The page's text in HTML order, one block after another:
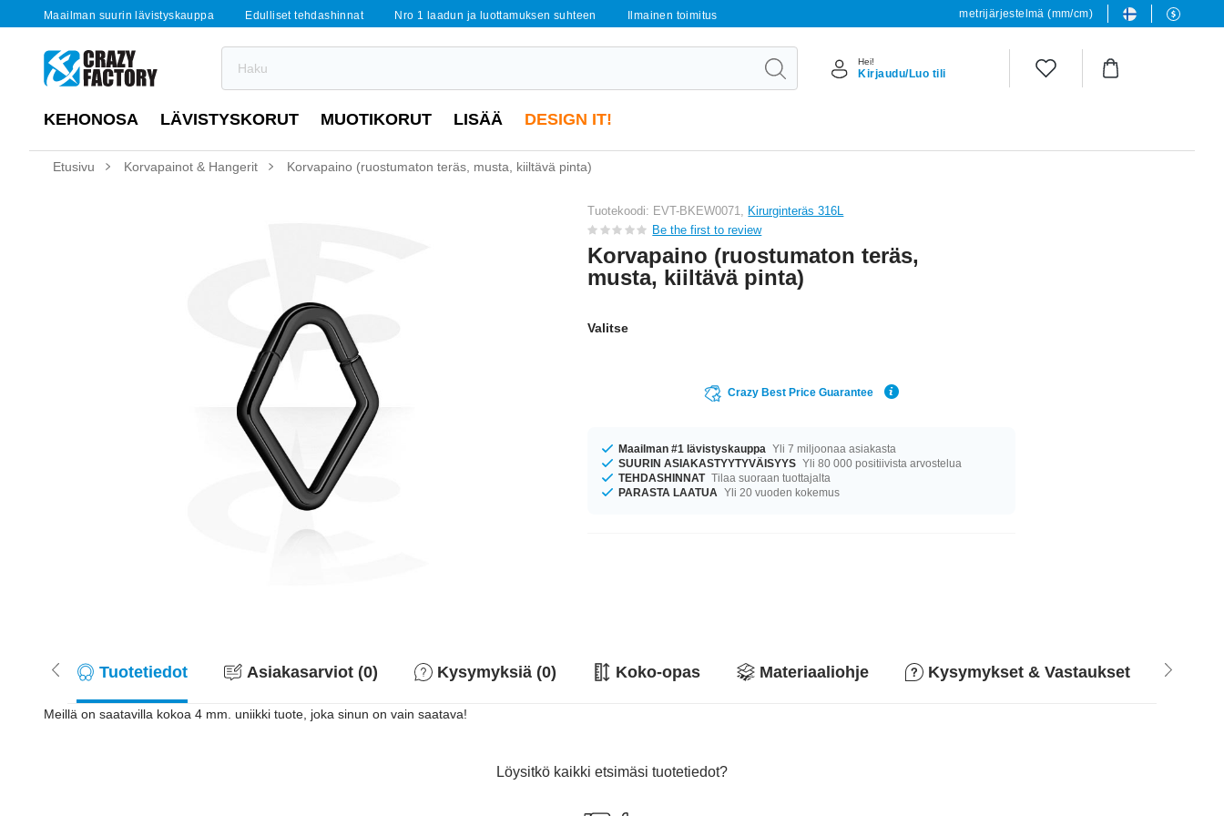
Maailman suurin lävistyskauppa Edulliset tehdashinnat Nro 1 laadun ja luottamuksen suhteen Ilmainen toimitus metrijärjestelmä (mm/cm)
Hei!
Kirjaudu/Luo tili
KEHONOSA LÄVISTYSKORUT MUOTIKORUT LISÄÄ DESIGN IT!
Etusivu Korvapainot & Hangerit Korvapaino (ruostumaton teräs, musta, kiiltävä pinta)
Tuotekoodi: EVT-BKEW0071, Kirurginteräs 316L
Be the first to review
Korvapaino (ruostumaton teräs,
musta, kiiltävä pinta)
Valitse
Crazy Best Price Guarantee
Maailman #1 lävistyskauppa Yli 7 miljoonaa asiakasta
SUURIN ASIAKASTYYTYVÄISYYS Yli 80 000 positiivista arvostelua
TEHDASHINNAT Tilaa suoraan tuottajalta
PARASTA LAATUA Yli 20 vuoden kokemus
Tuotetiedot Asiakasarviot (0) Kysymyksiä (0) Koko-opas Materiaaliohje Kysymykset & Vastaukset
Meillä on saatavilla kokoa 4 mm. uniikki tuote, joka sinun on vain saatava!
Löysitkö kaikki etsimäsi tuotetiedot?